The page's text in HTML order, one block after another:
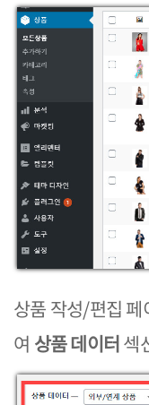
상품 작성/편집
여 상품 데이터섹